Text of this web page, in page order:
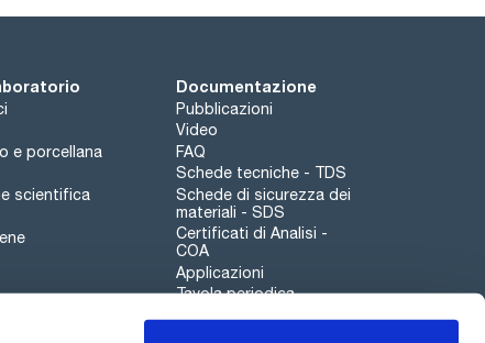
e porcellana
scientifica
Documentazione
Pubblicazioni
Video
FAQ
Schede tecniche - TDS
Schede di sicurezza dei
materiali - SDS
Certificati di Analisi -
COA
Applicazioni
Tavola periodica